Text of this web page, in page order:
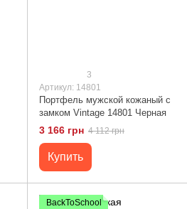
3
Артикул: 14801
Портфель мужской кожаный с
замком Vintage 14801 Черная
3 166 грн 4 112 грн
Купить
BackToSchool